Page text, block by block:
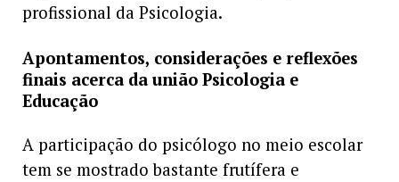
profissional da Psicologia.
Apontamentos, considerações e reflexões
finais acerca da união Psicologia e
Educação
A participação do psicólogo no meio escolar
tem se mostrado bastante frutífera e